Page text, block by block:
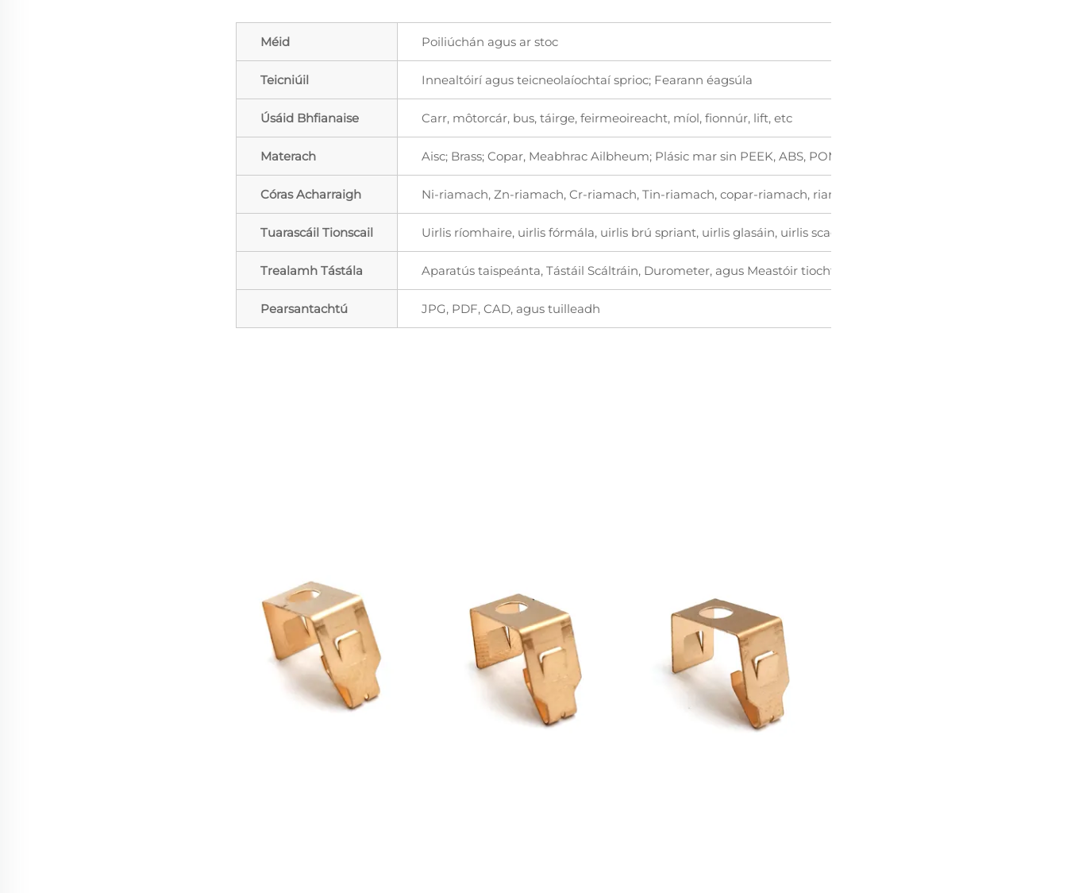
Méid Poiliúchán agus ar stoc
Teicniúil Innealtóirí agus teicneolaíochtaí sprioc; Fearann éagsúla
Úsáid Bhfianaise Carr, môtorcár, bus, táirge, feirmeoireacht, míol, fionnúr, lift, etc
Materach Aisc; Brass; Copar, Meabhrac Ailbheum; Plásic mar sin PEEK, ABS, POM agus ansin amach
Córas Acharraigh Ni-riamach, Zn-riamach, Cr-riamach, Tin-riamach, copar-riamach, riamaíocht le huaireadú, glasóg
Tuarascáil Tionscail Uirlis ríomhaire, uirlis fórmála, uirlis brú spriant, uirlis glasáin, uirlis scagadh agus eile
Trealamh Tástála Aparatús taispeánta, Tástáil Scáltráin, Durometer, agus Meastóir tiocht chlochaithe
Pearsantachtú JPG, PDF, CAD, agus tuilleadh